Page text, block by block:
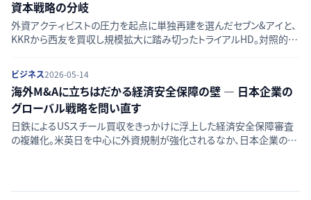
資本戦略の分岐
外資アクティビストの圧力を起点に単独再建を選んだセブン&アイと、
KKRから西友を買収し規模拡大に踏み切ったトライアルHD。対照的な
ビジネス2026-05-14
海外M&Aに立ちはだかる経済安全保障の壁 — 日本企業の
グローバル戦略を問い直す
日鉄によるUSスチール買収をきっかけに浮上した経済安全保障審査
の複雑化。米英日を中心に外資規制が強化されるなか、日本企業の対